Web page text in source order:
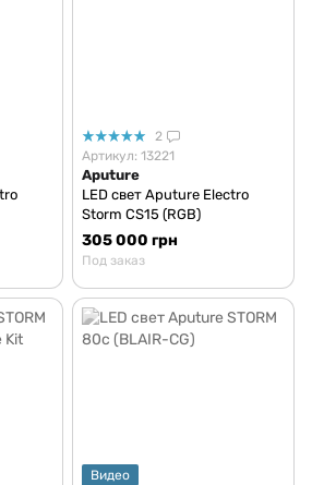
2
Артикул: 13221
Aputure
LED свет Aputure Electro
Storm CS15 (RGB)
305 000 грн
Под заказ
Видео